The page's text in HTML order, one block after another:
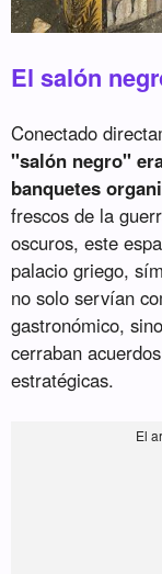
El salón
Conectado
"salón negro"
banquetes
frescos de la
oscuros, este
palacio griego,
no solo servían
gastronómico,
cerraban
estratégicas.